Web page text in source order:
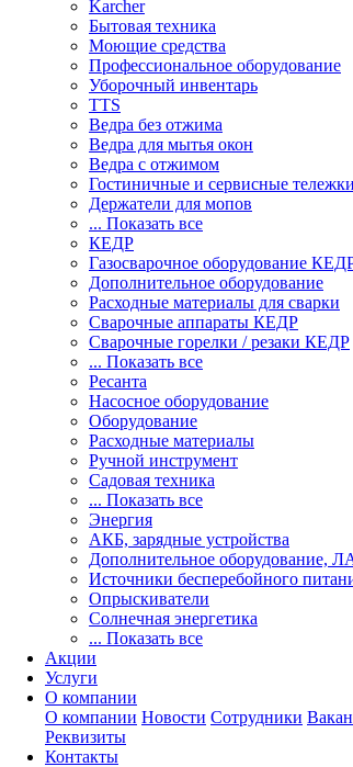
Karcher
Бытовая техника
Моющие средства
Профессиональное оборудование
Уборочный инвентарь
TTS
Ведра без отжима
Ведра для мытья окон
Ведра с отжимом
Гостиничные и сервисные тележки
Держатели для мопов
... Показать все
КЕДР
Газосварочное оборудование
Дополнительное оборудование
Расходные материалы для сварки
Сварочные аппараты КЕДР
Сварочные горелки / резаки КЕДР
... Показать все
Ресанта
Насосное оборудование
Оборудование
Расходные материалы
Ручной инструмент
Садовая техника
... Показать все
Энергия
АКБ, зарядные устройства
Дополнительное оборудование,
Источники бесперебойного
Опрыскиватели
Солнечная энергетика
... Показать все
Акции
Услуги
О компании
О компании Новости Сотрудники
Реквизиты
Контакты